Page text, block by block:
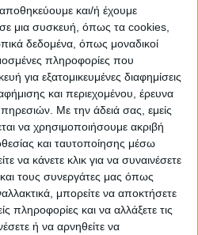
και/ή έχουμε
μια συσκευή, όπως τα cookies,
δεδομένα, όπως μοναδικοί
πληροφορίες που
για εξατομικευμένες διαφημίσεις
και περιεχομένου, έρευνα
Με την άδειά σας, εμείς
να χρησιμοποιήσουμε ακριβή
και ταυτοποίησης μέσω
κάνετε κλικ για να συναινέσετε
τους συνεργάτες μας όπως
μπορείτε να αποκτήσετε
πληροφορίες και να αλλάξετε τις
ή να αρνηθείτε να
Υγείας και ΑΜΕΑ, αφού
εκπροσώπους της
σημαντική
στην
κατοίκων, κυρίως
φαινόμενα που
και την πόλη της
DANIEL) και
παροχή
της εταιρικής
της εταιρίας